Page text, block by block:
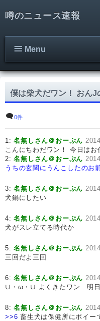
噂のニュース速報
Menu
僕は柴犬だワン！ おんJ
0件
1:名無しさん＠おーぷん
こんにちわだワン！ 今日はお
2:名無しさん＠おーぷん
うちの玄関にうんこしたのお
3:名無しさん＠おーぷん
犬鍋にしたい
4:名無しさん＠おーぷん
犬がスレ立てる時代か
5:名無しさん＠おーぷん
三回だよ三回
6:名無しさん＠おーぷん
∪・ω・∪ よくきたワン 明日
8:名無しさん＠おーぷん
>>6 畜生犬は保健所にポイー